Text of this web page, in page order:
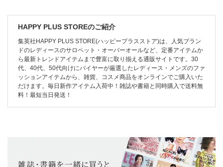
HAPPY PLUS STOREのご紹介
集英社HAPPY PLUS STORE(ハッピープラスストア)は、人気ブラン
ドのレディースのサロペット・オーバーオールなど、定番アイテムか
ら最新トレンドアイテムまで豊富に取り揃える通販サイトです。30
代、40代、50代向けにバイヤーが厳選したレディース・メンズのファ
ッションアイテムから、雑貨、コスメ商品をオンラインでご購入いた
だけます。毎日新作アイテム入荷中！雑誌や書籍と同時購入で送料無
料！最短当日発送！